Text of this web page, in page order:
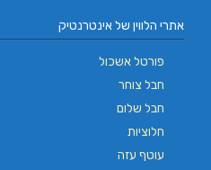
אתרי הלווין של אינטרנטיק
פורטל אשכול
חבל צוחר
חבל שלום
חלוציות
עוטף עזה